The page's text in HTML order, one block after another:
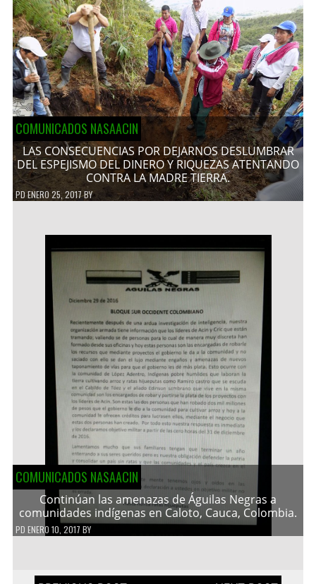
COMUNICADOS NASAACIN
LAS CONSECUENCIAS POR DEJARNOS DESLUMBRAR
DEL ESPEJISMO DEL DINERO Y RIQUEZAS ATENTANDO
CONTRA LA MADRE TIERRA.
PDENERO 25, 2017BY
COMUNICADOS NASAACIN
Continúan las amenazas de Águilas Negras a
comunidades indígenas en Caloto, Cauca, Colombia.
PD ENERO 10, 2017 BY